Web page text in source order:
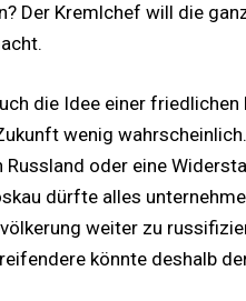
Der Kremlchef will die
die Idee einer
wenig
oder eine
dürfte alles
weiter zu
könnte deshalb